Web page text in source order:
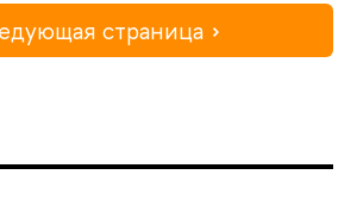
страница